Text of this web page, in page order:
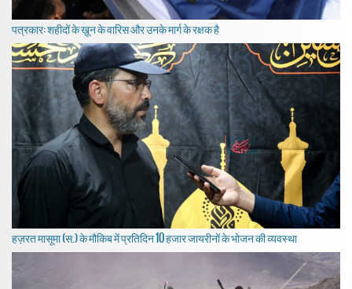
पत्रकार: शहीदों के ख़ून के वारिस और उनके मार्ग के रक्षक है
हज़रत मासूमा (स.) के मौकिब में प्रतिदिन 10 हजार जायरीनों के भोजन की व्यवस्था